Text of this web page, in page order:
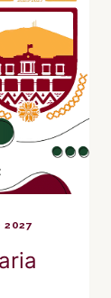
2027